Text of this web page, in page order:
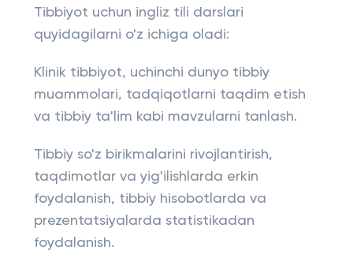
Tibbiyot uchun ingliz tili darslari
quyidagilarni o'z ichiga oladi:
Klinik tibbiyot, uchinchi dunyo tibbiy
muammolari, tadqiqotlarni taqdim etish
va tibbiy ta'lim kabi mavzularni tanlash.
Tibbiy so'z birikmalarini rivojlantirish,
taqdimotlar va yig'ilishlarda erkin
foydalanish, tibbiy hisobotlarda va
prezentatsiyalarda statistikadan
foydalanish.